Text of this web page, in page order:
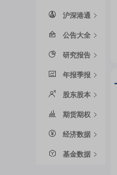
沪深港通
公告大全
研究报告
年报季报
股东股本
期货期权
经济数据
基金数据